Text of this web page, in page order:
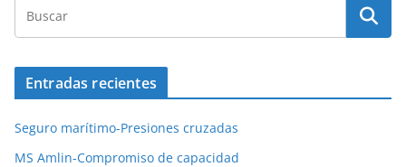
Entradas recientes
Seguro marítimo-Presiones cruzadas
MS Amlin-Compromiso de capacidad